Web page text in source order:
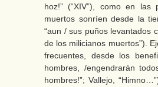
hoz!” (“XIV”), como en las
muertos sonríen desde la
“aun / sus puños levantados
de los milicianos muertos”).
frecuentes, desde los
hombres, /engendrarán
hombres!”; Vallejo,